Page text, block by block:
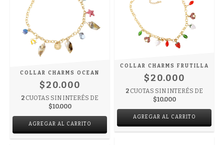
COLLAR CHARMS OCEAN
$20.000
2 CUOTAS SIN INTERÉS DE
$10.000
COLLAR CHARMS FRUTILLA
$20.000
2 CUOTAS SIN INTERÉS DE
$10.000